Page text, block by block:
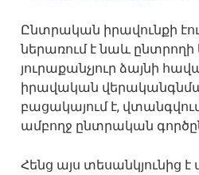
Ընտրական իրավունքի
ներառում է նաև
յուրաքանչյուր ձայնի
իրավական
բացակայում է,
ամբողջ ընտրական
Հենց այս տեսանկյունից